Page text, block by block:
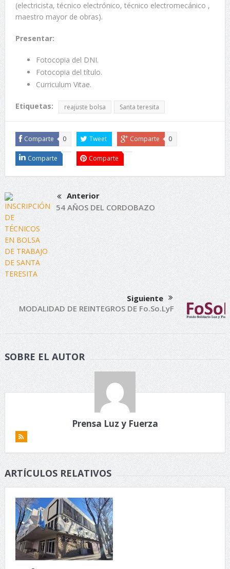
(electricista, técnico electrónico, técnico electromecánico ,
maestro mayor de obras).
Presentar:
Fotocopia del DNI.
Fotocopia del título.
Curriculum Vitae.
Etiquetas: reajuste bolsa Santa teresita
Comparte 0 Tweet Comparte 0
Comparte Comparte
Anterior
54 AÑOS DEL CORDOBAZO
Siguiente
MODALIDAD DE REINTEGROS DE Fo.So.LyF
SOBRE EL AUTOR
Prensa Luz y Fuerza
ARTÍCULOS RELATIVOS